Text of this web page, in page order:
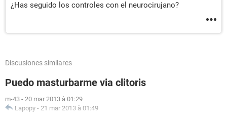
¿Has seguido los controles con el neurocirujano?
Discusiones similares
Puedo masturbarme via clitoris
m-43 - 20 mar 2013 à 01:29
Lapopy - 21 mar 2013 à 01:49